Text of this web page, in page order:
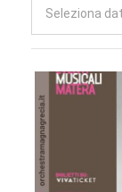
Seleziona